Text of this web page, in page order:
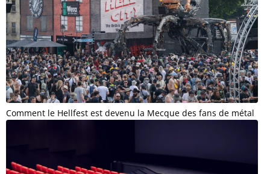
Comment le Hellfest est devenu la Mecque des fans de métal